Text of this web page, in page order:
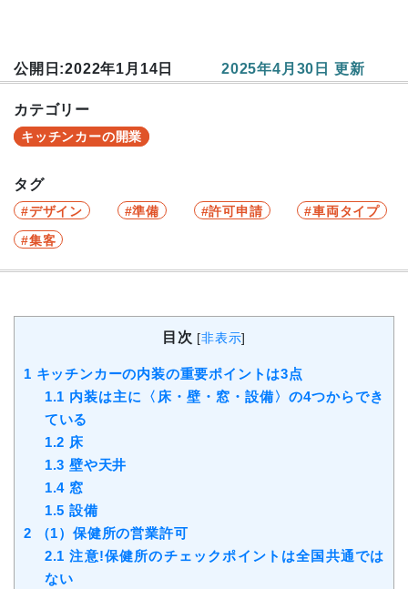
公開日:2022年1月14日 2025年4月30日 更新
カテゴリー
キッチンカーの開業
タグ
デザイン 準備 許可申請
車両タイプ
集客
目次 [非表示]
1 キッチンカーの内装の重要ポイントは3点
1.1 内装は主に〈床・壁・窓・設備〉の4つからでき
ている
1.2 床
1.3 壁や天井
1.4 窓
1.5 設備
2 （1）保健所の営業許可
2.1 注意!保健所のチェックポイントは全国共通では
ない